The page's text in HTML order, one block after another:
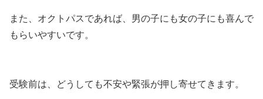
また、オクトパスであれば、男の子にも女の子にも喜んで
もらいやすいです。
受験前は、どうしても不安や緊張が押し寄せてきます。